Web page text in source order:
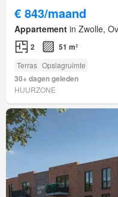
€ 843/maand
Appartement in Zwolle,
2 51 m²
Terras Opslagruimte
30+ dagen geleden
HUURZONE